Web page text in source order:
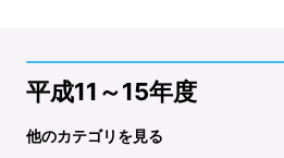
平成11～15年度
他のカテゴリを見る